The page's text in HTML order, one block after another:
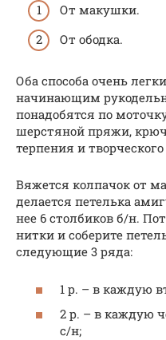
От макушки.
От ободка.
Оба способа очень
начинающим
понадобятся по
шерстяной пряжи,
терпения и
Вяжется колпачок от
делается петелька
нее 6 столбиков б/н.
нитки и соберите
следующие 3 ряда:
1 р. – в каждую
2 р. – в каждую
с/н;